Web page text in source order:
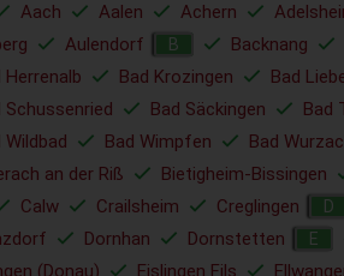
Aach Aalen Achern
Aulendorf B Backnang
Herrenalb
Bad Krozingen Bad
Schussenried
Bad Säckingen Bad
Wildbad
Bad Wimpfen Bad
an der Riß
Bietigheim-Bissingen
Calw Crailsheim Creglingen D
Dornhan Dornstetten E
(Donau)
Eislingen Fils